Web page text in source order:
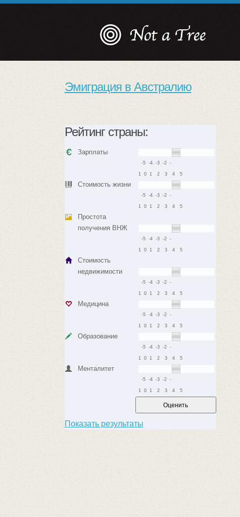
Эмиграция в Австралию
Рейтинг страны:
Зарплаты
-5 -4 -3 -2 -
1 0 1 2 3 4 5
Стоимость жизни
-5 -4 -3 -2 -
1 0 1 2 3 4 5
Простота
получения ВНЖ
-5 -4 -3 -2 -
1 0 1 2 3 4 5
Стоимость
недвижимости
-5 -4 -3 -2 -
1 0 1 2 3 4 5
Медицина
-5 -4 -3 -2 -
1 0 1 2 3 4 5
Образование
-5 -4 -3 -2 -
1 0 1 2 3 4 5
Менталитет
-5 -4 -3 -2 -
1 0 1 2 3 4 5
Показать результаты